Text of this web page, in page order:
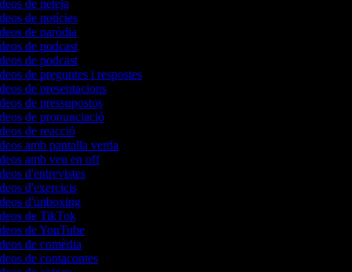
de neteja
de notícies
de paròdia
de podcast
de podcast
de preguntes i respostes
de presentacions
de pressupostos
de pronunciació
de reacció
amb pantalla verda
amb veu en off
d'entrevistes
d'exercicis
d'unboxing
de TikTok
de YouTube
de comèdia
de contacontes